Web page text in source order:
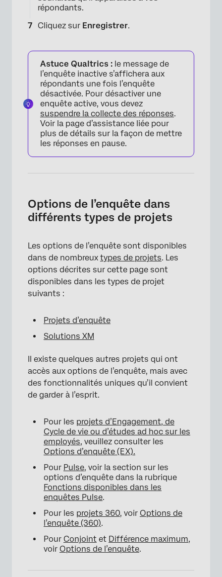
×
répondants.
Cliquez sur Enregistrer.
Astuce Qualtrics : le message de
l’enquête inactive s’affichera aux
répondants une fois l’enquête
désactivée. Pour désactiver une
enquête active, vous devez
suspendre la collecte des réponses.
Voir la page d’assistance liée pour
plus de détails sur la façon de mettre
les réponses en pause.
Options de l’enquête dans
différents types de projets
Les options de l’enquête sont disponibles
dans de nombreux types de projets. Les
options décrites sur cette page sont
disponibles dans les types de projet
suivants :
Projets d’enquête
Solutions XM
Il existe quelques autres projets qui ont
accès aux options de l’enquête, mais avec
des fonctionnalités uniques qu’il convient
de garder à l’esprit.
Pour les projets d’Engagement, de
Cycle de vie ou d’études ad hoc sur les
employés, veuillez consulter les
Options d’enquête (EX).
Pour Pulse, voir la section sur les
options d’enquête dans la rubrique
Fonctions disponibles dans les
enquêtes Pulse.
Pour les projets 360, voir Options de
l’enquête (360).
Pour Conjoint et Différence maximum,
voir Options de l’enquête.